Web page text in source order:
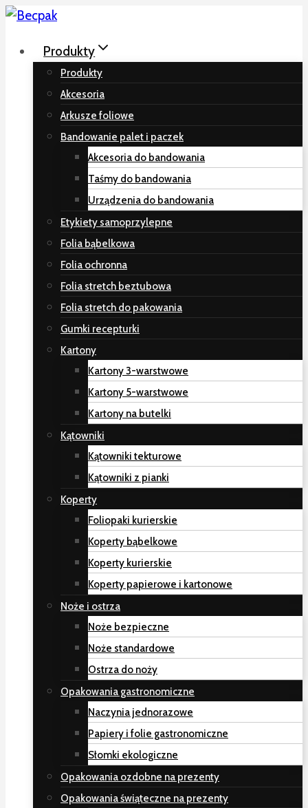
Przeskocz
treści
Produkty
Produkty
Akcesoria
Arkusze foliowe
Bandowanie palet i paczek
Akcesoria do bandowania
Taśmy do bandowania
Urządzenia do bandowania
Etykiety samoprzylepne
Folia bąbelkowa
Folia ochronna
Folia stretch beztubowa
Folia stretch do pakowania
Gumki recepturki
Kartony
Kartony 3-warstwowe
Kartony 5-warstwowe
Kartony na butelki
Kątowniki
Kątowniki tekturowe
Kątowniki z pianki
Koperty
Foliopaki kurierskie
Koperty bąbelkowe
Koperty kurierskie
Koperty papierowe i kartonowe
Noże i ostrza
Noże bezpieczne
Noże standardowe
Ostrza do noży
Opakowania gastronomiczne
Naczynia jednorazowe
Papiery i folie gastronomiczne
Słomki ekologiczne
Opakowania ozdobne na prezenty
Opakowania świąteczne na prezenty